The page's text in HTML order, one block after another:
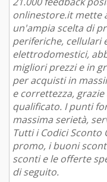
onlinestore.it mette
un'ampia scelta di
periferiche, cellulari
elettrodomestici,
migliori prezzi e in
per acquisti in
e correttezza,
qualificato. I punti
massima serietà,
Tutti i Codici
promo, i buoni
sconti e le offerte
di seguito.